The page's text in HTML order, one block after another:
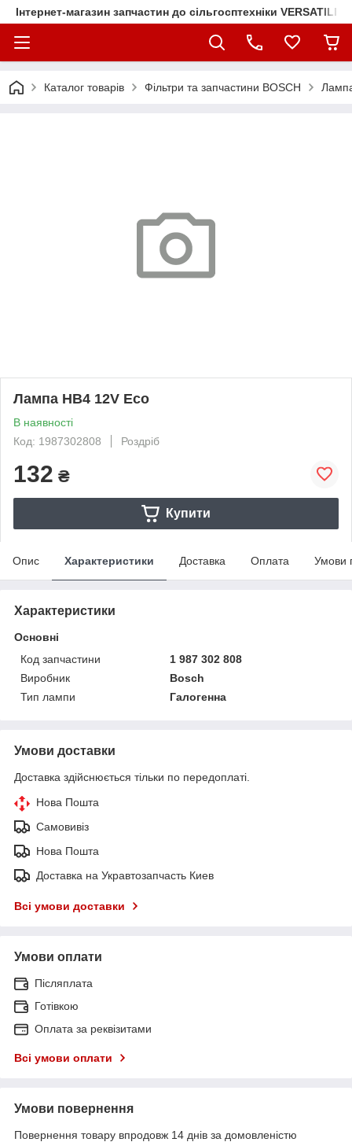
Інтернет-магазин запчастин до сільгосптехніки VERSATILE
Каталог товарів Фільтри та запчастини BOSCH
Лампа HB4 12V Eco
В наявності
Код: 1987302808
Роздріб
132 ₴
Купити
Опис Характеристики Доставка Оплата Умови
Характеристики
Основні
Код запчастини
1 987 302 808
Виробник
Bosch
Тип лампи
Галогенна
Умови доставки
Доставка здійснюється тільки по передоплаті.
Нова Пошта
Самовивіз
Нова Пошта
Доставка на Укравтозапчасть Киев
Всі умови доставки
Умови оплати
Післяплата
Готівкою
Оплата за реквізитами
Всі умови оплати
Умови повернення
Повернення товару впродовж 14 днів за домовленістю